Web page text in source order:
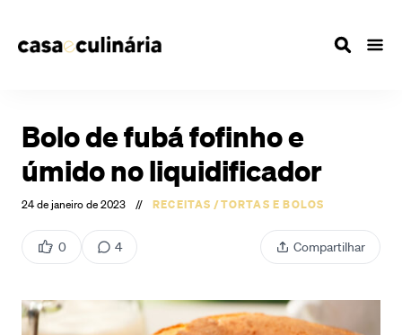
Bolo de fubá fofinho e
úmido no liquidificador
24 de janeiro de 2023 // RECEITAS /TORTAS E BOLOS
0 4 Compartilhar